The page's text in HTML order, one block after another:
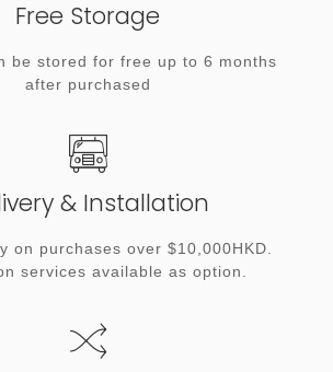
Free Storage
be stored for free up to 6 months
after purchased
& Installation
on purchases over $10,000HKD.
services available as option.